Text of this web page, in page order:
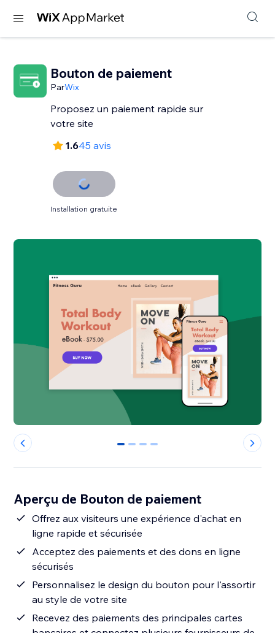
Bouton de paiement
ParWix
Proposez un paiement rapide sur
votre site
1.645 avis
Installation gratuite
0 1 2 3
Aperçu de Bouton de paiement
Offrez aux visiteurs une expérience d'achat en
ligne rapide et sécurisée
Acceptez des paiements et des dons en ligne
sécurisés
Personnalisez le design du bouton pour l'assortir
au style de votre site
Recevez des paiements des principales cartes